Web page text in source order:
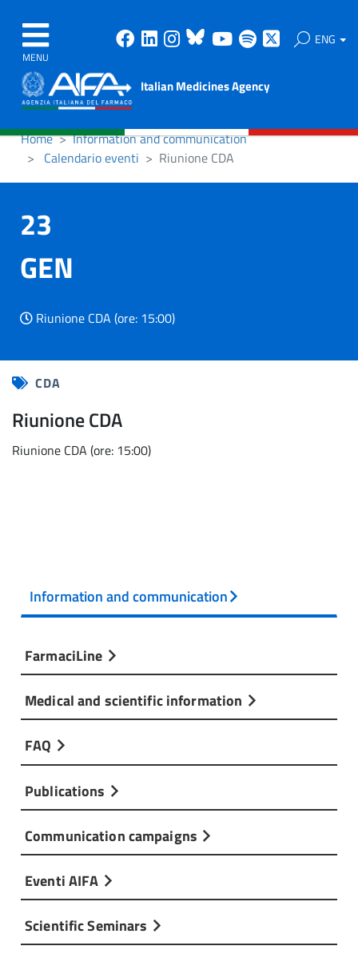
MENU
Facebook
Linkedin
Instagram
Bluesky
Youtube
Spotify ENG
Italian Medicines Agency
Home
Information and communication
Calendario eventi
Riunione CDA
23
GEN
Riunione CDA (ore: 15:00)
CDA
Riunione CDA
Riunione CDA (ore: 15:00)
Information and communication
FarmaciLine
Medical and scientific information
FAQ
Publications
Communication campaigns
Eventi AIFA
Scientific Seminars